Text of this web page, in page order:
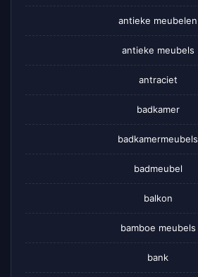
antieke meubelen
antieke meubels
antraciet
badkamer
badkamermeubels
badmeubel
balkon
bamboe meubels
bank